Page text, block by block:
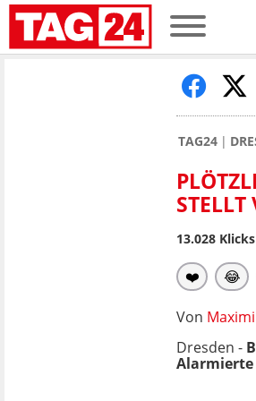
TAG24
13.028 Klicks
❤️ 😂
Von
Dresden -
Alarmierte